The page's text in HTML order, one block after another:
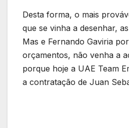
Desta forma, o mais
que se vinha a desenhar,
Mas e Fernando Gaviria
orçamentos, não venha a
porque hoje a UAE Team
a contratação de Juan